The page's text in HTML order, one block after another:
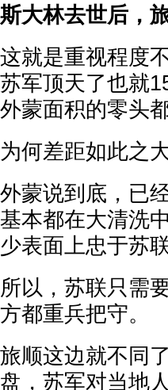
斯大林去世后，
这就是重视程度
苏军顶天了也就
外蒙面积的零头
为何差距如此之
外蒙说到底，已
基本都在大清洗
少表面上忠于苏
所以，苏联只需
方都重兵把守。
旅顺这边就不同
盘，苏军对当地